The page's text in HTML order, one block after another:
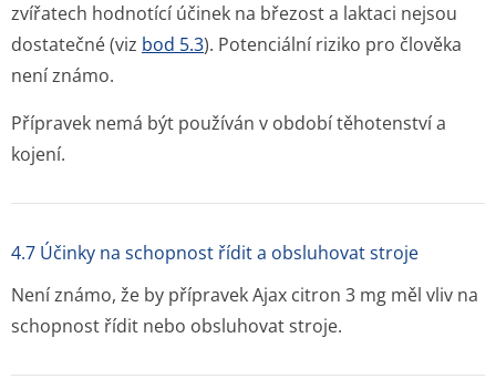
zvířatech hodnotící účinek na březost a laktaci nejsou
dostatečné (viz bod 5.3). Potenciální riziko pro člověka
není známo.
Přípravek nemá být používán v období těhotenství a
kojení.
4.7 Účinky na schopnost řídit a obsluhovat stroje
Není známo, že by přípravek Ajax citron 3 mg měl vliv na
schopnost řídit nebo obsluhovat stroje.